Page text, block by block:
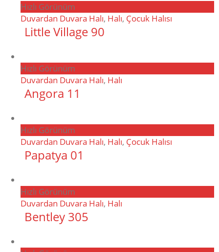
Hızlı Görünüm
Duvardan Duvara Halı, Halı, Çocuk Halısı
Little Village 90
Hızlı Görünüm
Duvardan Duvara Halı, Halı
Angora 11
Hızlı Görünüm
Duvardan Duvara Halı, Halı, Çocuk Halısı
Papatya 01
Hızlı Görünüm
Duvardan Duvara Halı, Halı
Bentley 305